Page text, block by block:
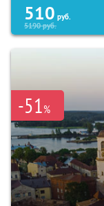
510 руб.
5190руб.
-51%